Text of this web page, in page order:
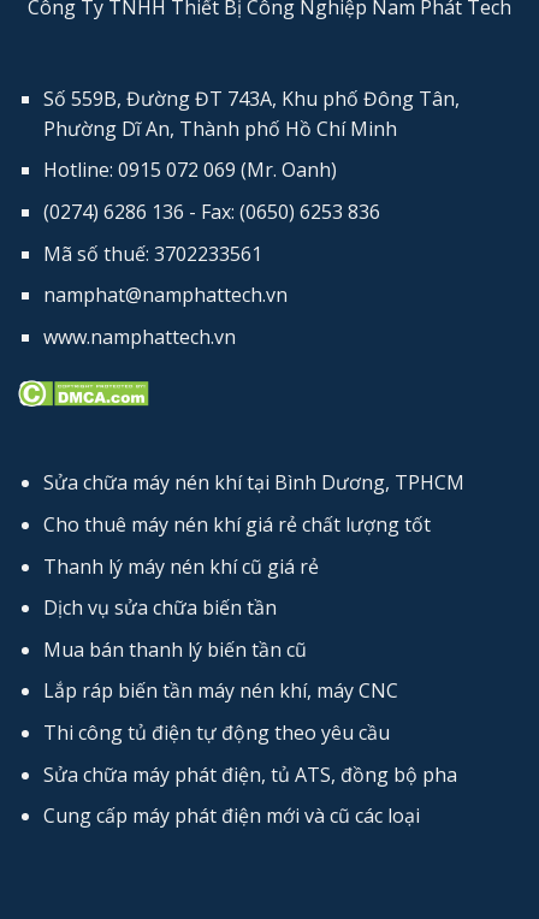
Công Ty TNHH Thiết Bị Công Nghiệp Nam Phát Tech
Số 559B, Đường ĐT 743A, Khu phố Đông Tân,
Phường Dĩ An, Thành phố Hồ Chí Minh
Hotline: 0915 072 069 (Mr. Oanh)
(0274) 6286 136 - Fax: (0650) 6253​ 836
Mã số thuế: 3702233561
namphat@namphattech.vn
www.namphattech.vn
Sửa chữa máy nén khí tại Bình Dương, TPHCM
Cho thuê máy nén khí giá rẻ chất lượng tốt
Thanh lý máy nén khí cũ giá rẻ
Dịch vụ sửa chữa biến tần
Mua bán thanh lý biến tần cũ
Lắp ráp biến tần máy nén khí, máy CNC
Thi công tủ điện tự động theo yêu cầu
Sửa chữa máy phát điện, tủ ATS, đồng bộ pha
Cung cấp máy phát điện mới và cũ các loại